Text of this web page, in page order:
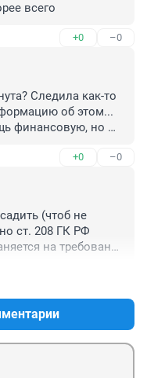
всего
+0 –0
Следила как-то
об этом...
финансовую, но
+0 –0
(чтоб не
ст. 208 ГК РФ
на требования